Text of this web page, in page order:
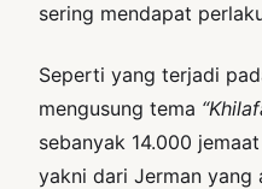
sering mendapat
Seperti yang terjadi
mengusung tema
sebanyak 14.000
yakni dari Jerman yang